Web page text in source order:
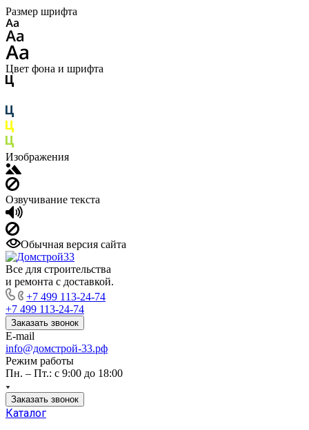
Размер шрифта
Цвет фона и шрифта
Изображения
Озвучивание текста
Обычная версия сайта
Все для строительства
и ремонта с доставкой.
+7 499 113-24-74
+7 499 113-24-74
Заказать звонок
E-mail
info@домстрой-33.рф
Режим работы
Пн. – Пт.: с 9:00 до 18:00
Заказать звонок
Каталог